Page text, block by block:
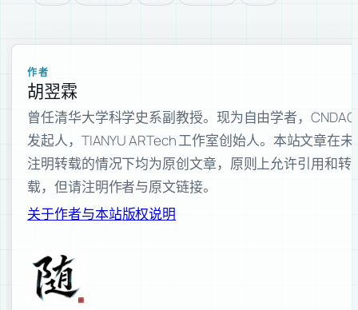
作者
胡翌霖
曾任清华大学科学史系副教授。现为自由学者，CNDAO
发起人，TIANYU ARTech 工作室创始人。本站文章在未
注明转载的情况下均为原创文章，原则上允许引用和转
载，但请注明作者与原文链接。
关于作者与本站版权说明